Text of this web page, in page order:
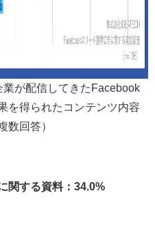
が配信してきたFacebook
を得られたコンテンツ内容
数回答）
関する資料：34.0%